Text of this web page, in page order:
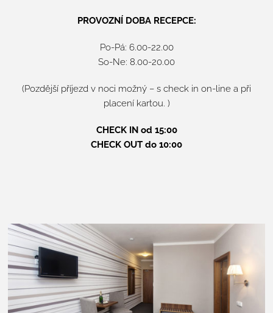
PROVOZNÍ DOBA RECEPCE:
Po-Pá: 6.00-22.00
So-Ne: 8.00-20.00
(Pozdější příjezd v noci možný – s check in on-line a při
placení kartou. )
CHECK IN od 15:00
CHECK OUT do 10:00